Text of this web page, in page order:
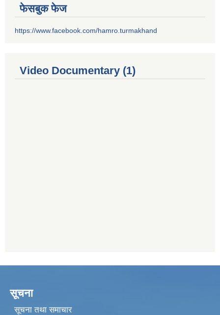
फेसबुक फेज
https://www.facebook.com/hamro.turmakhand
Video Documentary (1)
सूचना
सूचना तथा समाचार